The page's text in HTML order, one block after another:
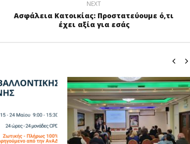
NEXT
Ασφάλεια Κατοικίας: Προστατεύουμε ό,τι
έχει αξία για εσάς